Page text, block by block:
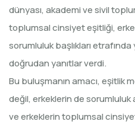
dünyası, akademi ve sivil
toplumsal cinsiyet eşitliği,
sorumluluk başlıkları
doğrudan yanıtlar verdi.
Bu buluşmanın amacı, eşitlik
değil, erkeklerin de sorumluluk
ve erkeklerin toplumsal